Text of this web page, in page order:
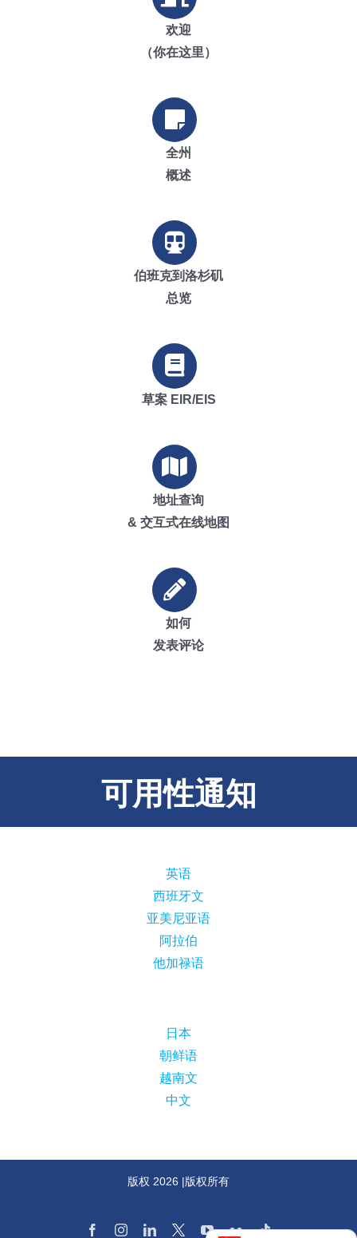
欢迎
（你在这里）
全州
概述
伯班克到洛杉矶
总览
草案 EIR/EIS
地址查询
& 交互式在线地图
如何
发表评论
可用性通知
英语
西班牙文
亚美尼亚语
阿拉伯
他加禄语
日本
朝鲜语
越南文
中文
版权 2026 |版权所有
Instagram
领
十
的
Flickr抖